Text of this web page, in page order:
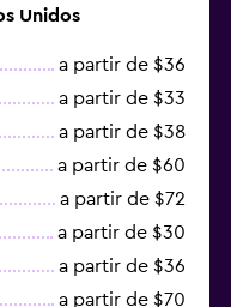
Unidos
a partir de $36
a partir de $33
a partir de $38
a partir de $60
a partir de $72
a partir de $30
a partir de $36
a partir de $70